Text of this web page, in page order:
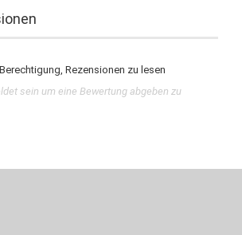
Rezensionen zu lesen
sein um eine Bewertung abgeben zu